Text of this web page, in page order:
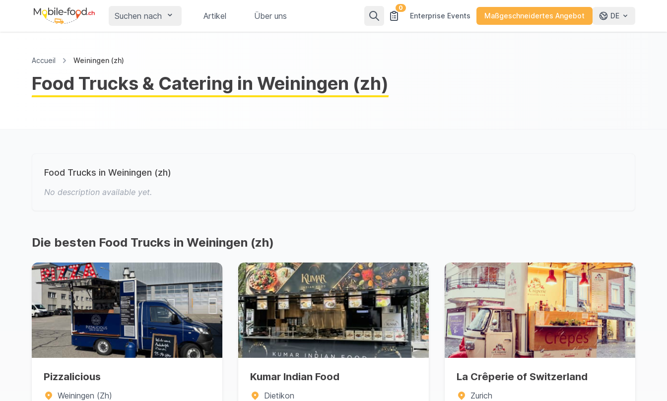
Suchen nach Artikel Über uns
0
Enterprise Events Maßgeschneidertes Angebot DE
Accueil Weiningen (zh)
Food Trucks & Catering in Weiningen (zh)
Food Trucks in Weiningen (zh)
No description available yet.
Die besten Food Trucks in Weiningen (zh)
Pizzalicious
Weiningen (Zh)
Kumar Indian Food
Dietikon
La Crêperie of Switzerland
Zurich